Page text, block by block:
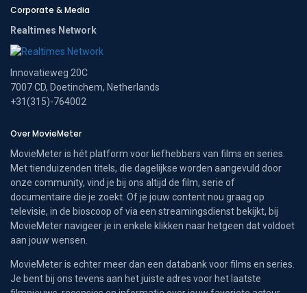
Corporate & Media
Realtimes Network
Innovatieweg 20C
7007 CD, Doetinchem, Netherlands
+31(315)-764002
Over MovieMeter
MovieMeter is hét platform voor liefhebbers van films en series.
Met tienduizenden titels, die dagelijkse worden aangevuld door
onze community, vind je bij ons altijd de film, serie of
documentaire die je zoekt. Of je jouw content nou graag op
televisie, in de bioscoop of via een streamingsdienst bekijkt, bij
MovieMeter navigeer je in enkele klikken naar hetgeen dat voldoet
aan jouw wensen.
MovieMeter is echter meer dan een databank voor films en series.
Je bent bij ons tevens aan het juiste adres voor het laatste